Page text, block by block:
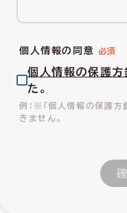
個人情報の同意
個人情報の保護方
た。
※「個人情報の保護方
きません。